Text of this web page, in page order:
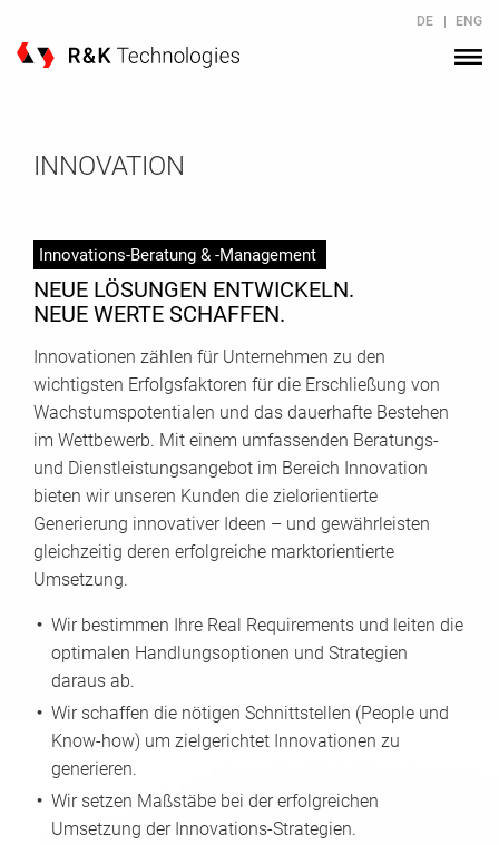
DE ENG
INNOVATION
Innovations-Beratung & -Management
NEUE LÖSUNGEN ENTWICKELN.
NEUE WERTE SCHAFFEN.
Innovationen zählen für Unternehmen zu den
wichtigsten Erfolgsfaktoren für die Erschließung von
Wachstumspotentialen und das dauerhafte Bestehen
im Wettbewerb. Mit einem umfassenden Beratungs-
und Dienstleistungsangebot im Bereich Innovation
bieten wir unseren Kunden die zielorientierte
Generierung innovativer Ideen – und gewährleisten
gleichzeitig deren erfolgreiche marktorientierte
Umsetzung.
Wir bestimmen Ihre Real Requirements und leiten die
optimalen Handlungsoptionen und Strategien
daraus ab.
Wir schaffen die nötigen Schnittstellen (People und
Know-how) um zielgerichtet Innovationen zu
generieren.
Wir setzen Maßstäbe bei der erfolgreichen
Umsetzung der Innovations-Strategien.